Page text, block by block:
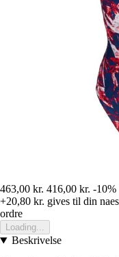
463,00 kr. 416,00 kr. -10%
+20,80 kr. gives til din
ordre
Loading...
Beskrivelse